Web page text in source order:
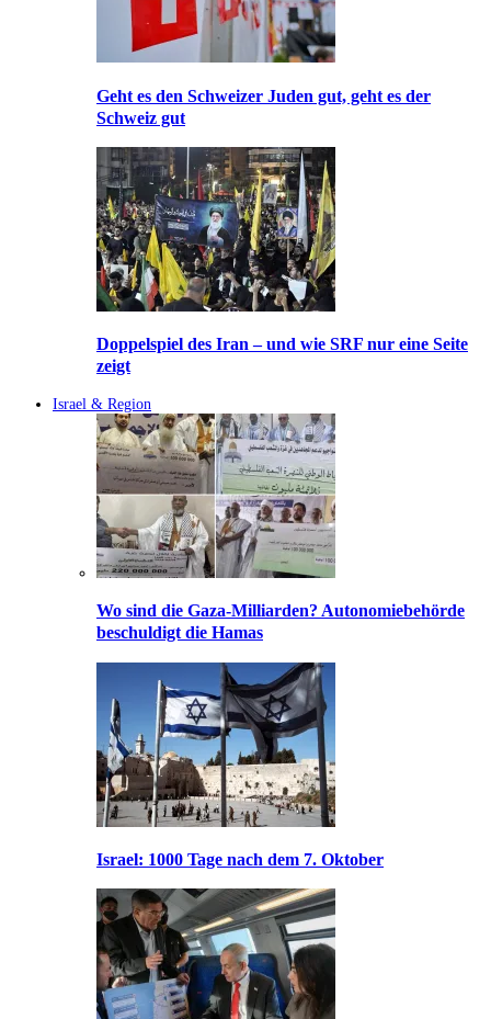
Geht es den Schweizer Juden gut, geht es der
Schweiz gut
Doppelspiel des Iran – und wie SRF nur eine Seite
zeigt
Israel & Region
Wo sind die Gaza-Milliarden? Autonomiebehörde
beschuldigt die Hamas
Israel: 1000 Tage nach dem 7. Oktober